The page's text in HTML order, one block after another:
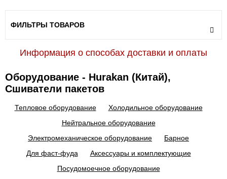
ФИЛЬТРЫ ТОВАРОВ
Информация о способах доставки и оплаты
Оборудование - Hurakan (Китай),
Сшиватели пакетов
Тепловое оборудование
Холодильное оборудование
Нейтральное оборудование
Электромеханическое оборудование
Барное
Для фаст-фуда
Аксессуары и комплектующие
Посудомоечное оборудование